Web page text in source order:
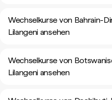
Wechselkurse von Bahrain-
Lilangeni ansehen
Wechselkurse von
Lilangeni ansehen